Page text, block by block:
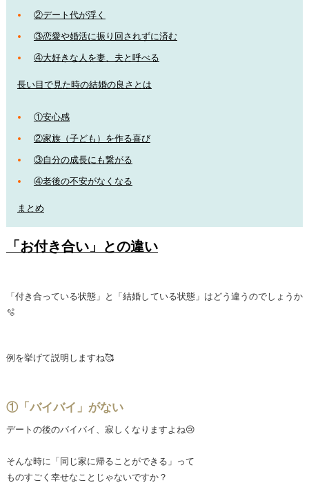
②デート代が浮く
③恋愛や婚活に振り回されずに済む
④大好きな人を妻、夫と呼べる
長い目で見た時の結婚の良さとは
①安心感
②家族（子ども）を作る喜び
③自分の成長にも繋がる
④老後の不安がなくなる
まとめ
「お付き合い」との違い
「付き合っている状態」と「結婚している状態」はどう違うのでしょうか
🫧
例を挙げて説明しますね🥰
①「バイバイ」がない
デートの後のバイバイ、寂しくなりますよね😢
そんな時に「同じ家に帰ることができる」って
ものすごく幸せなことじゃないですか？